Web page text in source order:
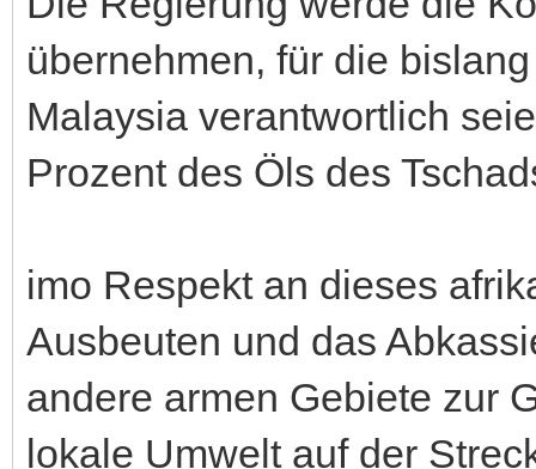
übernehmen, für die
Malaysia verantwortlich
Prozent des Öls des
imo Respekt an dieses
Ausbeuten und das
andere armen Gebiete zur
lokale Umwelt auf der